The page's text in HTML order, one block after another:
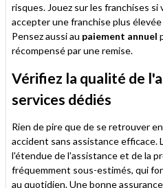
risques. Jouez sur les franchises
accepter une franchise plus
Pensez aussi au paiement annuel
récompensé par une remise.
Vérifiez la qualité de
services dédiés
Rien de pire que de se retrouver
accident sans assistance efficace.
l'étendue de l'assistance et de la
fréquemment sous-estimés, qui
au quotidien. Une bonne